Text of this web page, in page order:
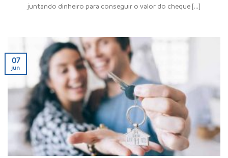
juntando dinheiro para conseguir o valor do cheque [...]
07
jun